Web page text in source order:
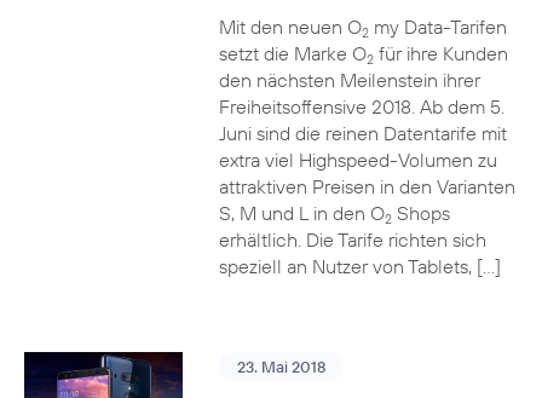
Mit den neuen O2my Data-Tarifen
setzt die Marke O2für ihre Kunden
den nächsten Meilenstein ihrer
Freiheitsoffensive 2018. Ab dem 5.
Juni sind die reinen Datentarife mit
extra viel Highspeed-Volumen zu
attraktiven Preisen in den Varianten
S, M und L in den O2Shops
erhältlich. Die Tarife richten sich
speziell an Nutzer von Tablets, […]
23. Mai 2018